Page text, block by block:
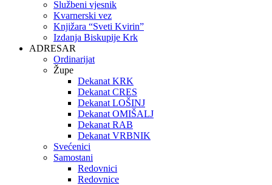
Službeni vjesnik
Kvarnerski vez
Knjižara “Sveti Kvirin”
Izdanja Biskupije Krk
ADRESAR
Ordinarijat
Župe
Dekanat KRK
Dekanat CRES
Dekanat LOŠINJ
Dekanat OMIŠALJ
Dekanat RAB
Dekanat VRBNIK
Svećenici
Samostani
Redovnici
Redovnice